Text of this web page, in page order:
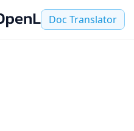
Doc Translator